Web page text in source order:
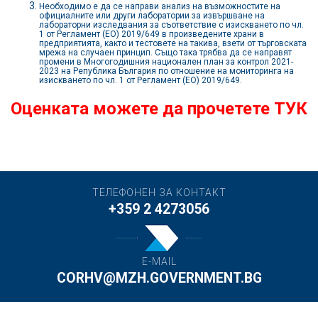
Необходимо е да се направи анализ на възможностите на
официалните или други лаборатории за извършване на
лабораторни изследвания за съответствие с изискването по чл.
1 от Регламент (ЕО) 2019/649 в произведените храни в
предприятията, както и тестовете на такива, взети от търговската
мрежа на случаен принцип. Също така трябва да се направят
промени в Многогодишния национален план за контрол 2021-
2023 на Република България по отношение на мониторинга на
изискването по чл. 1 от Регламент (ЕО) 2019/649.
Оценката можете да прочетете ТУК
ТЕЛЕФОНЕН ЗА КОНТАКТ
+359 2 4273056
E-MAIL
CORHV@MZH.GOVERNMENT.BG